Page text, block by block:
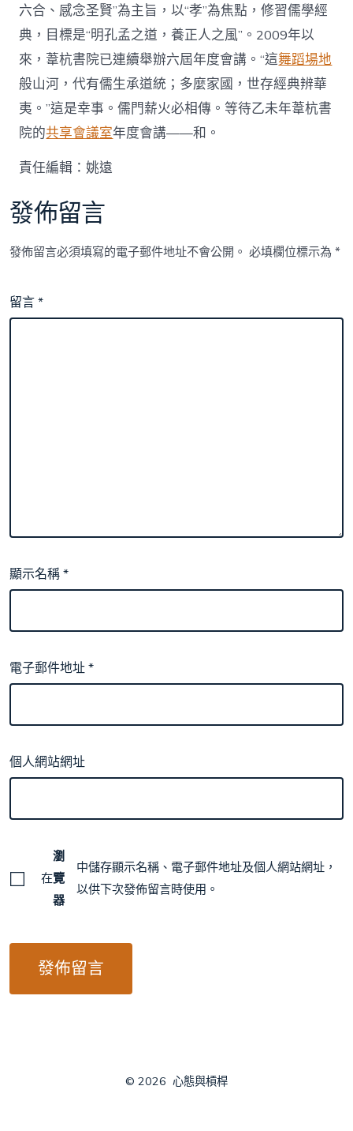
六合、感念圣賢”為主旨，以“孝”為焦點，修習儒學經
典，目標是“明孔孟之道，養正人之風”。2009年以
來，葦杭書院已連續舉辦六屆年度會講。“這舞蹈場地
般山河，代有儒生承道統；多麼家國，世存經典辨華
夷。”這是幸事。儒門薪火必相傳。等待乙未年葦杭書
院的共享會議室年度會講——和。
責任編輯：姚遠
發佈留言
發佈留言必須填寫的電子郵件地址不會公開。 必填欄位標示為*
留言*
顯示名稱*
電子郵件地址*
個人網站網址
在
瀏
覽
器
中儲存顯示名稱、電子郵件地址及個人網站網址，
以供下次發佈留言時使用。
© 2026 心態與槓桿